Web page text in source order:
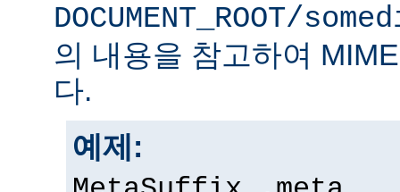
DOCUMENT_ROOT/
의 내용을 참고하여
다.
예제: